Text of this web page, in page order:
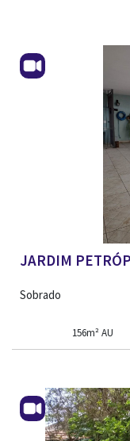
JARDIM
Sobrado
156m² AU